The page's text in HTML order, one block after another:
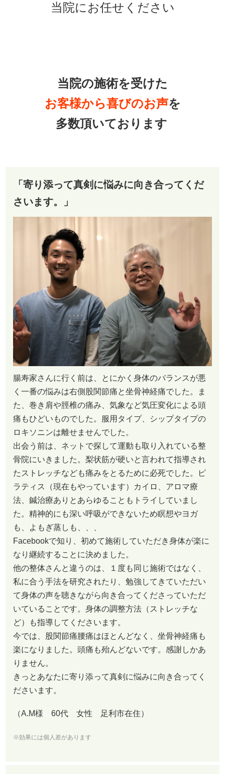
当院にお任せください
当院の施術を受けた
お客様から喜びのお声を
多数頂いております
「寄り添って真剣に悩みに向き合ってくだ
さいます。」
腸寿家さんに行く前は、とにかく身体のバランスが悪
く一番の悩みは右側股関節痛と坐骨神経痛でした。ま
た、巻き肩や脛椎の痛み、気象など気圧変化による頭
痛もひどいものでした。服用タイプ、シップタイプの
ロキソニンは離せませんでした。
出会う前は、ネットで探して運動も取り入れている整
骨院にいきました。梨状筋が硬いと言われて指導され
たストレッチなども痛みをとるために必死でした。ピ
ラティス（現在もやっています）カイロ、アロマ療
法、鍼治療ありとあらゆることもトライしていまし
た。精神的にも深い呼吸ができないため瞑想やヨガ
も、よもぎ蒸しも、、、
Facebookで知り、初めて施術していただき身体が楽に
なり継続することに決めました。
他の整体さんと違うのは、１度も同じ施術ではなく、
私に合う手法を研究されたり、勉強してきていただい
て身体の声を聴きながら向き合ってくださっていただ
いていることです。身体の調整方法（ストレッチな
ど）も指導してくださいます。
今では、股関節痛腰痛はほとんどなく、坐骨神経痛も
楽になりました。頭痛も殆んどないです。感謝しかあ
りません。
きっとあなたに寄り添って真剣に悩みに向き合ってく
ださいます。
（A.M様 60代 女性 足利市在住）
※効果には個人差があります